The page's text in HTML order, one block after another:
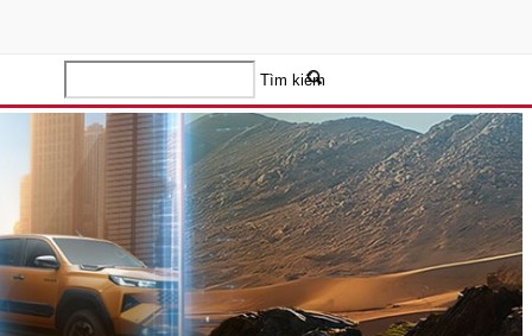
Tìm kiếm